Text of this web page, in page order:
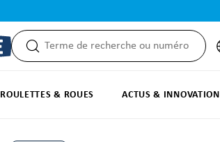
ROULETTES & ROUES ACTUS & INNOVATION